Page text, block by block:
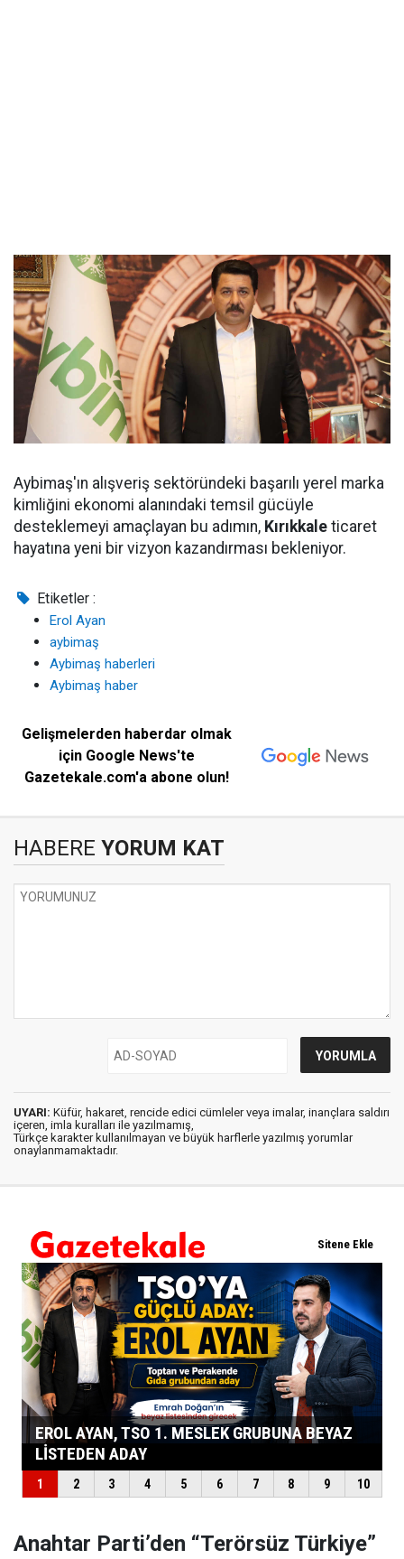
Aybimaş'ın alışveriş sektöründeki başarılı yerel marka
kimliğini ekonomi alanındaki temsil gücüyle
desteklemeyi amaçlayan bu adımın, Kırıkkale ticaret
hayatına yeni bir vizyon kazandırması bekleniyor.
Etiketler :
Erol Ayan
aybimaş
Aybimaş haberleri
Aybimaş haber
Gelişmelerden haberdar olmak
için Google News'te
Gazetekale.com'a abone olun!
HABERE YORUM KAT
UYARI: Küfür, hakaret, rencide edici cümleler veya imalar, inançlara saldırı
içeren, imla kuralları ile yazılmamış,
Türkçe karakter kullanılmayan ve büyük harflerle yazılmış yorumlar
onaylanmamaktadır.
Anahtar Parti’den “Terörsüz Türkiye”